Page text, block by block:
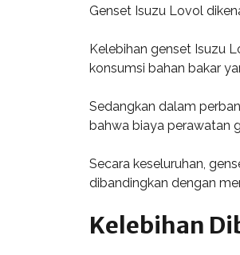
Genset Isuzu Lovol
Kelebihan genset Isuzu
konsumsi bahan bakar
Sedangkan dalam
bahwa biaya perawatan
Secara keseluruhan,
dibandingkan dengan
Kelebihan